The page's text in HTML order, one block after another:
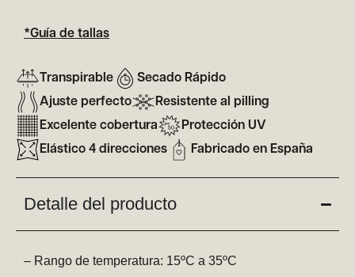
*Guía de tallas
Transpirable
Secado Rápido
Ajuste perfecto
Resistente al pilling
Excelente cobertura
Protección UV
Elástico 4 direcciones
Fabricado en España
Detalle del producto
– Rango de temperatura: 15ºC a 35ºC